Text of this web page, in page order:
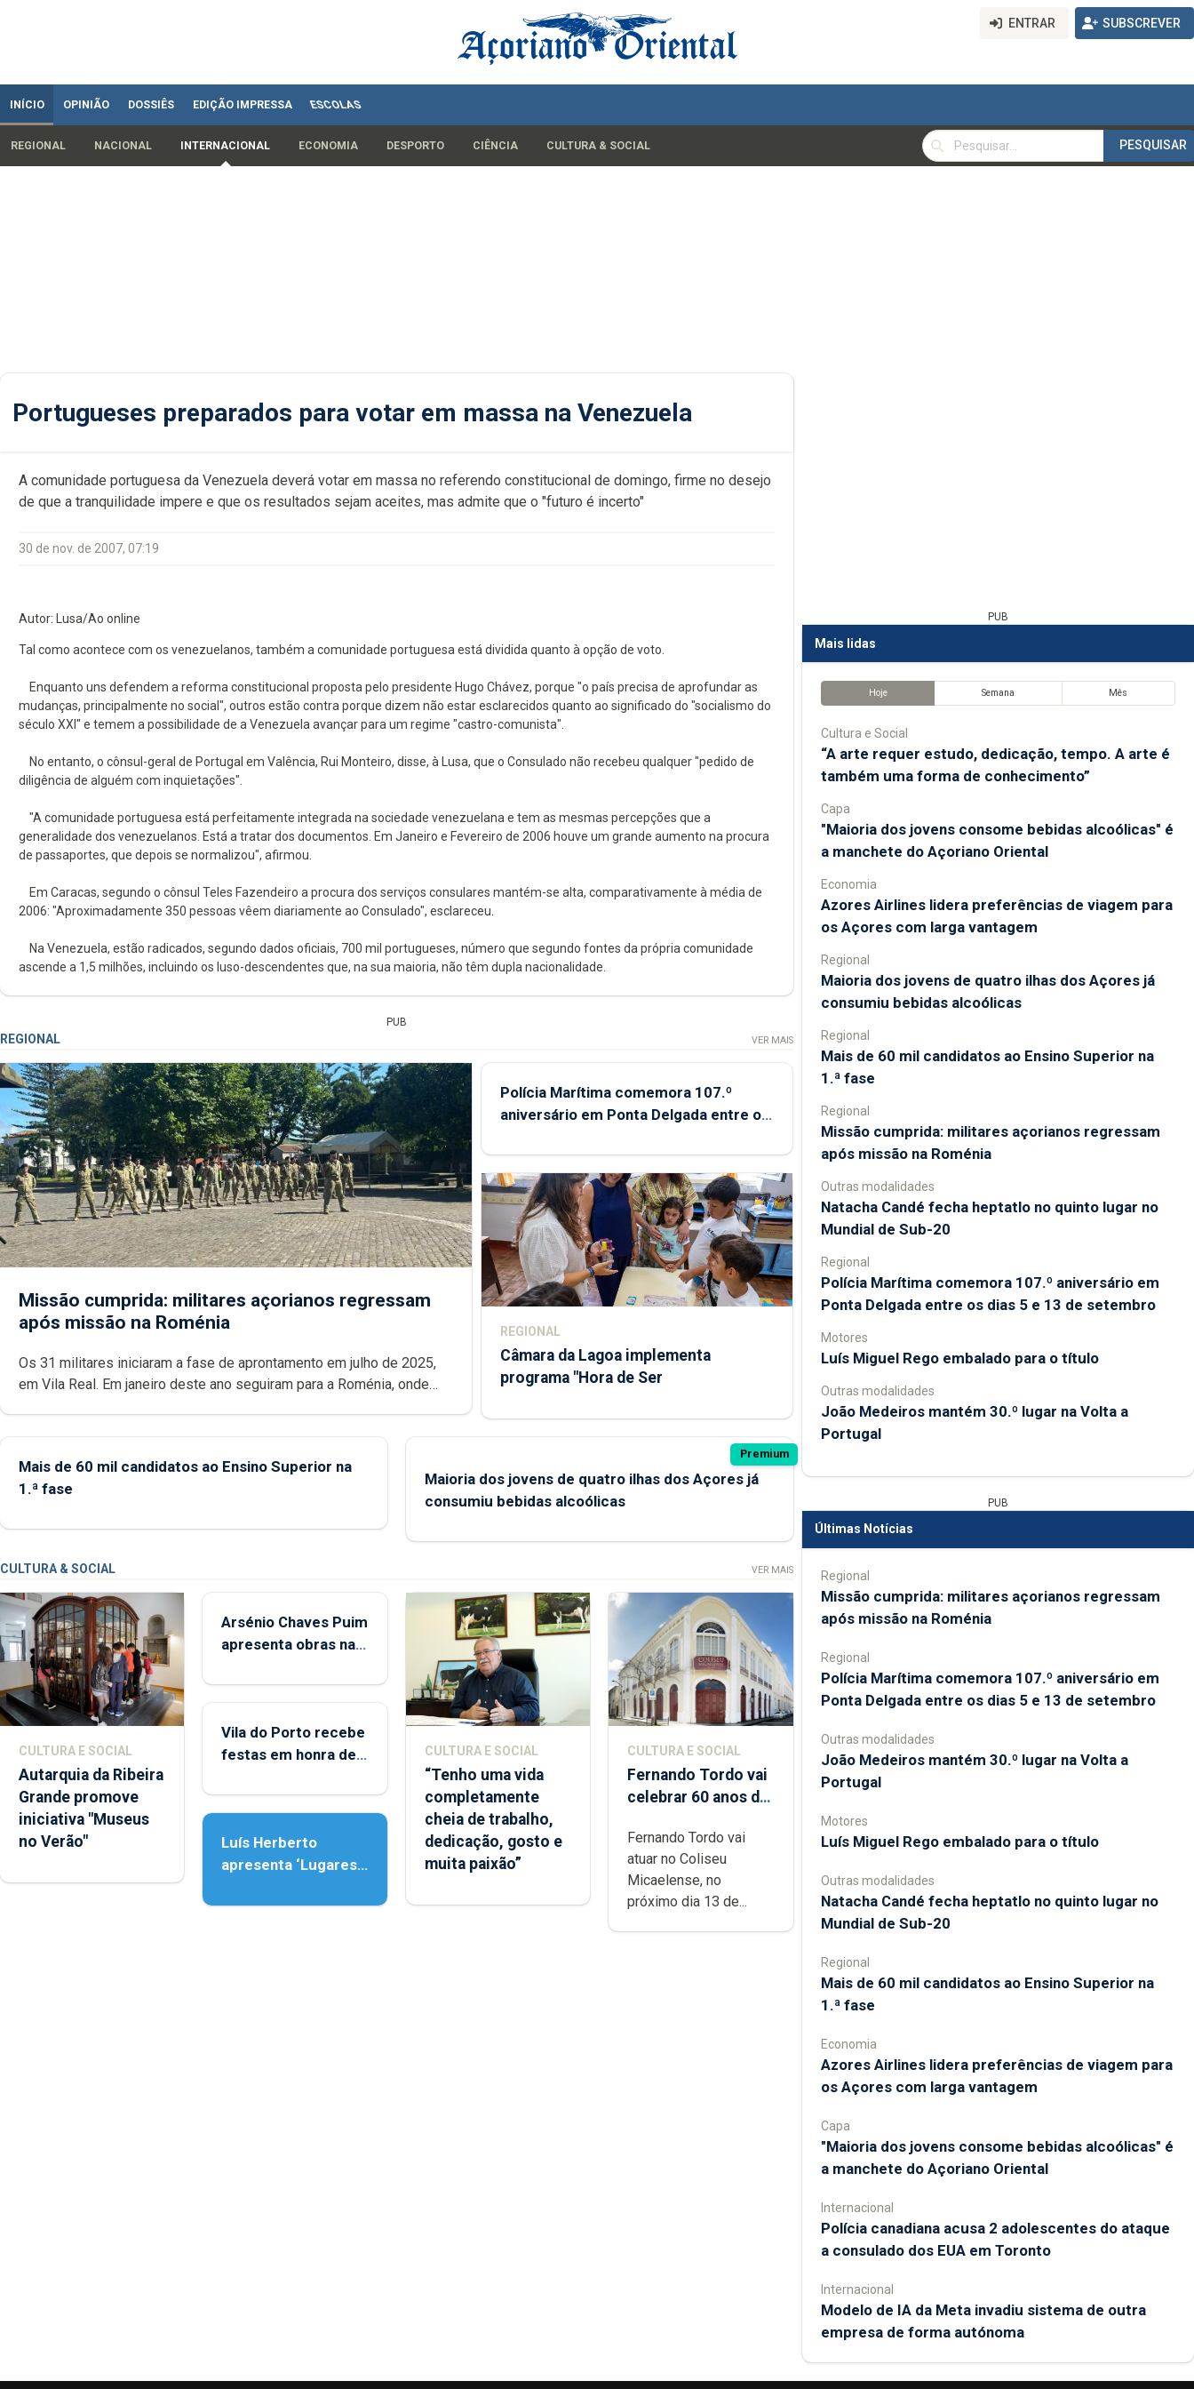
ENTRAR SUBSCREVER
INÍCIO OPINIÃO DOSSIÊS EDIÇÃO IMPRESSA ESCOLAS
REGIONAL NACIONAL INTERNACIONAL ECONOMIA DESPORTO CIÊNCIA CULTURA & SOCIAL
PESQUISAR
PESQUISAR
Portugueses preparados para votar em massa na Venezuela
A comunidade portuguesa da Venezuela deverá votar em massa no referendo constitucional de domingo, firme no desejo
de que a tranquilidade impere e que os resultados sejam aceites, mas admite que o "futuro é incerto"
30 de nov. de 2007, 07:19
Autor: Lusa/Ao online
Tal como acontece com os venezuelanos, também a comunidade portuguesa está dividida quanto à opção de voto.
Enquanto uns defendem a reforma constitucional proposta pelo presidente Hugo Chávez, porque "o país precisa de aprofundar as
mudanças, principalmente no social", outros estão contra porque dizem não estar esclarecidos quanto ao significado do "socialismo do
século XXI" e temem a possibilidade de a Venezuela avançar para um regime "castro-comunista".
No entanto, o cônsul-geral de Portugal em Valência, Rui Monteiro, disse, à Lusa, que o Consulado não recebeu qualquer "pedido de
diligência de alguém com inquietações".
"A comunidade portuguesa está perfeitamente integrada na sociedade venezuelana e tem as mesmas percepções que a
generalidade dos venezuelanos. Está a tratar dos documentos. Em Janeiro e Fevereiro de 2006 houve um grande aumento na procura
de passaportes, que depois se normalizou", afirmou.
Em Caracas, segundo o cônsul Teles Fazendeiro a procura dos serviços consulares mantém-se alta, comparativamente à média de
2006: "Aproximadamente 350 pessoas vêem diariamente ao Consulado", esclareceu.
Na Venezuela, estão radicados, segundo dados oficiais, 700 mil portugueses, número que segundo fontes da própria comunidade
ascende a 1,5 milhões, incluindo os luso-descendentes que, na sua maioria, não têm dupla nacionalidade.
PUB
REGIONAL VER MAIS
Missão cumprida: militares açorianos regressam
após missão na Roménia
Os 31 militares iniciaram a fase de aprontamento em julho de 2025,
em Vila Real. Em janeiro deste ano seguiram para a Roménia, onde
Polícia Marítima comemora 107.º
aniversário em Ponta Delgada entre os
REGIONAL
Câmara da Lagoa implementa
programa "Hora de Ser
Mais de 60 mil candidatos ao Ensino Superior na
1.ª fase
Premium
Maioria dos jovens de quatro ilhas dos Açores já
consumiu bebidas alcoólicas
CULTURA & SOCIAL VER MAIS
CULTURA E SOCIAL
Autarquia da Ribeira
Grande promove
iniciativa "Museus
no Verão"
Arsénio Chaves Puim
apresenta obras na
Porto
Vila do Porto recebe
festas em honra de
Assunção
Luís Herberto
apresenta ‘Lugares
CULTURA E SOCIAL
“Tenho uma vida
completamente
cheia de trabalho,
dedicação, gosto e
muita paixão”
CULTURA E SOCIAL
Fernando Tordo vai
celebrar 60 anos de
Micaelense
Fernando Tordo vai
atuar no Coliseu
Micaelense, no
próximo dia 13 de...
PUB
Mais lidas
Hoje Semana Mês
Cultura e Social
“A arte requer estudo, dedicação, tempo. A arte é
também uma forma de conhecimento”
Capa
"Maioria dos jovens consome bebidas alcoólicas" é
a manchete do Açoriano Oriental
Economia
Azores Airlines lidera preferências de viagem para
os Açores com larga vantagem
Regional
Maioria dos jovens de quatro ilhas dos Açores já
consumiu bebidas alcoólicas
Regional
Mais de 60 mil candidatos ao Ensino Superior na
1.ª fase
Regional
Missão cumprida: militares açorianos regressam
após missão na Roménia
Outras modalidades
Natacha Candé fecha heptatlo no quinto lugar no
Mundial de Sub-20
Regional
Polícia Marítima comemora 107.º aniversário em
Ponta Delgada entre os dias 5 e 13 de setembro
Motores
Luís Miguel Rego embalado para o título
Outras modalidades
João Medeiros mantém 30.º lugar na Volta a
Portugal
PUB
Últimas Notícias
Regional
Missão cumprida: militares açorianos regressam
após missão na Roménia
Regional
Polícia Marítima comemora 107.º aniversário em
Ponta Delgada entre os dias 5 e 13 de setembro
Outras modalidades
João Medeiros mantém 30.º lugar na Volta a
Portugal
Motores
Luís Miguel Rego embalado para o título
Outras modalidades
Natacha Candé fecha heptatlo no quinto lugar no
Mundial de Sub-20
Regional
Mais de 60 mil candidatos ao Ensino Superior na
1.ª fase
Economia
Azores Airlines lidera preferências de viagem para
os Açores com larga vantagem
Capa
"Maioria dos jovens consome bebidas alcoólicas" é
a manchete do Açoriano Oriental
Internacional
Polícia canadiana acusa 2 adolescentes do ataque
a consulado dos EUA em Toronto
Internacional
Modelo de IA da Meta invadiu sistema de outra
empresa de forma autónoma